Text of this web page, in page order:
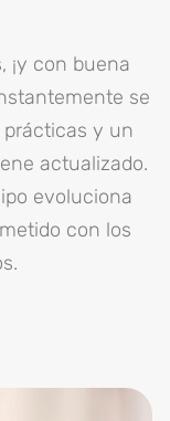
¡y con buena
se
y un
actualizado.
evoluciona
con los